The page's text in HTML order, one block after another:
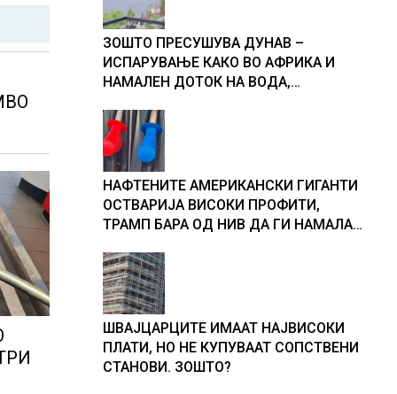
ЗОШТО ПРЕСУШУВА ДУНАВ –
ИСПАРУВАЊЕ КАКО ВО АФРИКА И
НАМАЛЕН ДОТОК НА ВОДА,
Србија
НАФТЕНИТЕ АМЕРИКАНСКИ ГИГАНТИ
ОСТВАРИЈА ВИСОКИ ПРОФИТИ,
ТРАМП БАРА ОД НИВ ДА ГИ НАМАЛАТ
ШВАЈЦАРЦИТЕ ИМААТ НАЈВИСОКИ
ПЛАТИ, НО НЕ КУПУВААТ СОПСТВЕНИ
СТАНОВИ. ЗОШТО?